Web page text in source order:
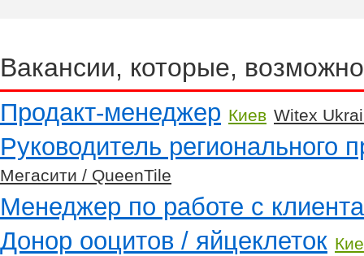
Вакансии, которые,
Продакт-менеджер Киев Witex
Руководитель регионального
Мегасити / QueenTile
Менеджер по работе с
Донор ооцитов / яйцеклеток